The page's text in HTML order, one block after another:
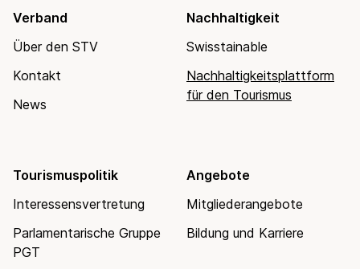
Verband
Über den STV
Kontakt
News
Nachhaltigkeit
Swisstainable
Nachhaltigkeitsplattform
für den Tourismus
Tourismuspolitik
Interessensvertretung
Parlamentarische Gruppe
PGT
Angebote
Mitgliederangebote
Bildung und Karriere